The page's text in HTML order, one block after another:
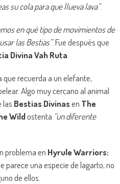
su cola para que llueva lava”.
en qué tipo de movimientos de
las Bestias”. Fue después que
Divina Vah Ruta
que recuerda a un elefante,
Algo muy cercano al animal
las Bestias Divinasen The
Wildostenta “un diferente
problema en Hyrule Warriors:
parece una especie de lagarto, no
de ellos.